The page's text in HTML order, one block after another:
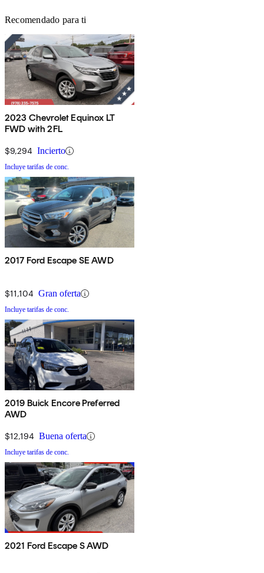
Recomendado para ti
2023 Chevrolet Equinox LT
FWD with 2FL
$9,294 Incierto
Incluye tarifas de conc.
2017 Ford Escape SE AWD
$11,104 Gran oferta
Incluye tarifas de conc.
2019 Buick Encore Preferred
AWD
$12,194 Buena oferta
Incluye tarifas de conc.
2021 Ford Escape S AWD